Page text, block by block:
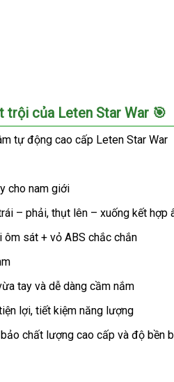
trội của Leten Star War 🎯
tự động cao cấp Leten Star War
cho nam giới
– phải, thụt lên – xuống kết hợp
ôm sát + vỏ ABS chắc chắn
tay và dễ dàng cầm nắm
lợi, tiết kiệm năng lượng
chất lượng cao cấp và độ bền